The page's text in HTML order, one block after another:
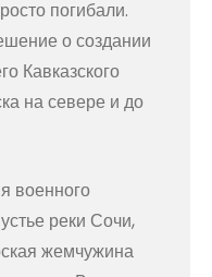
погибали.
о создании
Кавказского
на севере и до
военного
реки Сочи,
жемчужина